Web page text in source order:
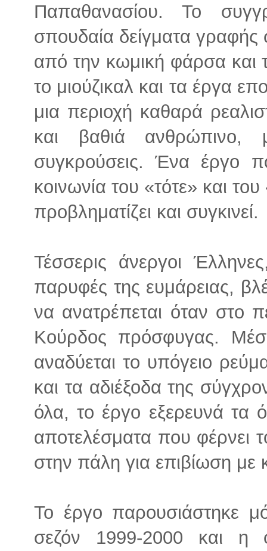
Παπαθανασίου. Το
σπουδαία δείγματα γραφής
από την κωμική φάρσα και
το μιούζικαλ και τα έργα
μια περιοχή καθαρά
και βαθιά ανθρώπινο,
συγκρούσεις. Ένα έργο
κοινωνία του «τότε» και
προβληματίζει και συγκινεί.
Τέσσερις άνεργοι
παρυφές της ευμάρειας,
να ανατρέπεται όταν στο
Κούρδος πρόσφυγας.
αναδύεται το υπόγειο
και τα αδιέξοδα της
όλα, το έργο εξερευνά τα
αποτελέσματα που φέρνει
στην πάλη για επιβίωση με
Το έργο παρουσιάστηκε
σεζόν 1999-2000 και η